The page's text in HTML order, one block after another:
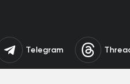
Telegram